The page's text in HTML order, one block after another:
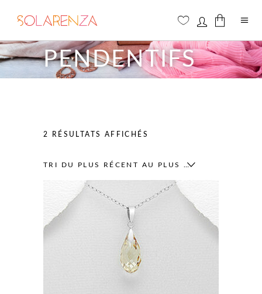
Aucun produit dans le panier
PENDENTIFS
2 RÉSULTATS AFFICHÉS
DU
PLUS
TRI DU PLUS RÉCENT AU PLUS ANCIEN